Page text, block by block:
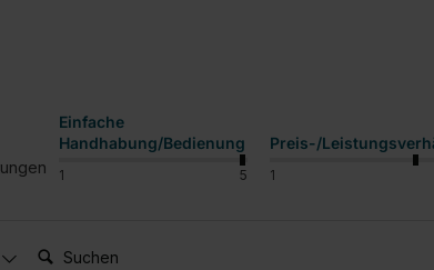
Einfache
Handhabung/Bedienung
1 5
Preis-/
1
Suchen: